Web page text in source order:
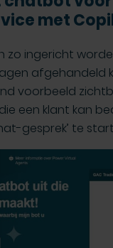
met
zo ingericht
afgehandeld
voorbeeld
een klant kan
gesprek’ te